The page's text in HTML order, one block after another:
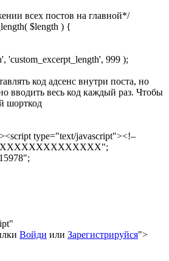
всех постов на главной*/
$length ) {
'custom_excerpt_length', 999 );
код адсенс внутри поста, но
вводить весь код каждый раз. Чтобы
шорткод
type="text/javascript"><!–
XXXXXXXXXXXXXX";
Войди или Зарегистрируйся">